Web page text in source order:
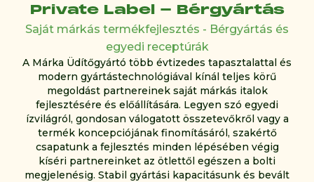
Private Label - Bérgyártás
Saját márkás termékfejlesztés - Bérgyártás és
egyedi receptúrák
A Márka Üdítőgyártó több évtizedes tapasztalattal és
modern gyártástechnológiával kínál teljes körű
megoldást partnereinek saját márkás italok
fejlesztésére és előállítására. Legyen szó egyedi
ízvilágról, gondosan válogatott összetevőkről vagy a
termék koncepciójának finomításáról, szakértő
csapatunk a fejlesztés minden lépésében végig
kíséri partnereinket az ötlettől egészen a bolti
megjelenésig. Stabil gyártási kapacitásunk és bevált